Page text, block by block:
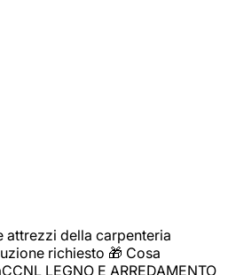
attrezzi della carpenteria
richiesto 🎁 Cosa
LEGNO E ARREDAMENTO